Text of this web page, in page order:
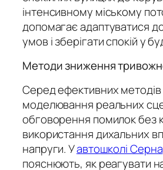
інтенсивному міському
допомагає адаптуватися
умов і зберігати спокій у
Методи зниження
Серед ефективних
моделювання реальних
обговорення помилок без
використання дихальних
напруги. Уавтошколі Серна
пояснюють, як реагувати